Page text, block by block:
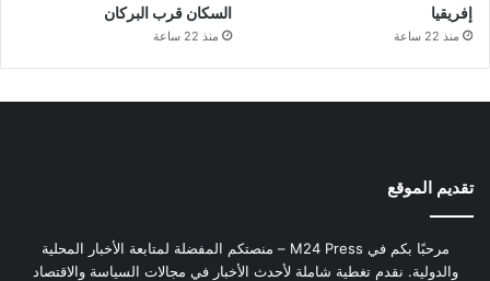
إفريقيا
منذ 22 ساعة
السكان قرب البركان
منذ 22 ساعة
تقديم الموقع
مرحبًا بكم في M24 Press – منصتكم المفضلة لمتابعة الأخبار المحلية
والدولية. نقدم تغطية شاملة لأحدث الأخبار في مجالات السياسة والاقتصاد